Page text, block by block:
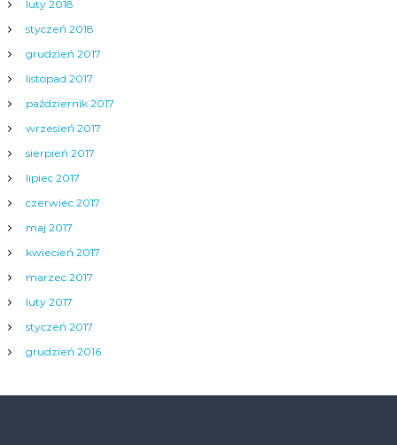
luty 2018
styczeń 2018
grudzień 2017
listopad 2017
październik 2017
wrzesień 2017
sierpień 2017
lipiec 2017
czerwiec 2017
maj 2017
kwiecień 2017
marzec 2017
luty 2017
styczeń 2017
grudzień 2016